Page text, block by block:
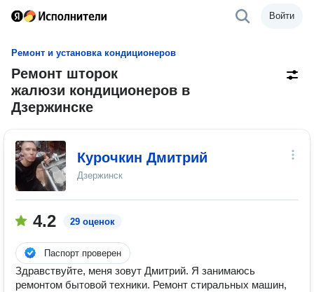
Войти
Ремонт и установка кондиционеров
Ремонт шторок
жалюзи кондиционеров в
Дзержинске
Курочкин Дмитрий
Дзержинск
4.2 29 оценок
Паспорт проверен
Здравствуйте, меня зовут Дмитрий. Я занимаюсь
ремонтом бытовой техники. Ремонт стиральных машин,